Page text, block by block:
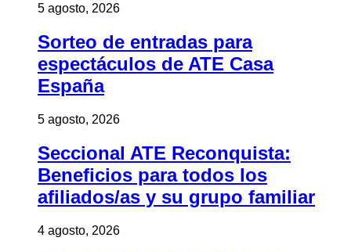
5 agosto, 2026
Sorteo de entradas para
espectáculos de ATE Casa
España
5 agosto, 2026
Seccional ATE Reconquista:
Beneficios para todos los
afiliados/as y su grupo familiar
4 agosto, 2026